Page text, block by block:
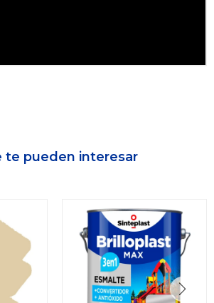
te pueden interesar